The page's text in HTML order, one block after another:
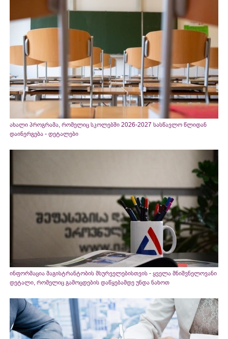
ახალი პროგრამა, რომელიც სკოლებში 2026-2027 სასწავლო წლიდან
დაინერგება - დეტალები
ინფორმაცია მაგისტრანტობის მსურველებისთვის - ყველა მნიშვნელოვანი
დეტალი, რომელიც გამოცდების დაწყებამდე უნდა ნახოთ